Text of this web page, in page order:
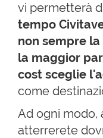
vi permetterà
tempo
non sempre
la maggior
cost sceglie
come
Ad ogni modo,
atterrerete